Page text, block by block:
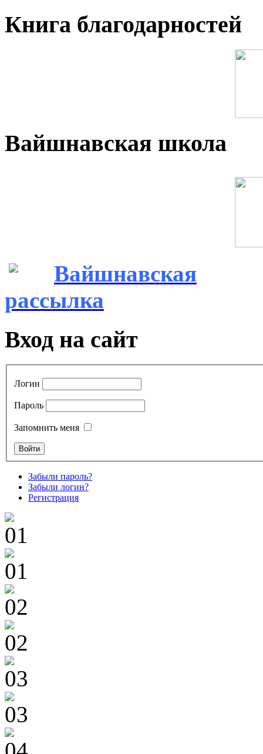
Книга благодарностей
Вайшнавская школа
Вайшнавская
рассылка
Вход на сайт
Логин
Пароль
Запомнить меня
Забыли пароль?
Забыли логин?
Регистрация